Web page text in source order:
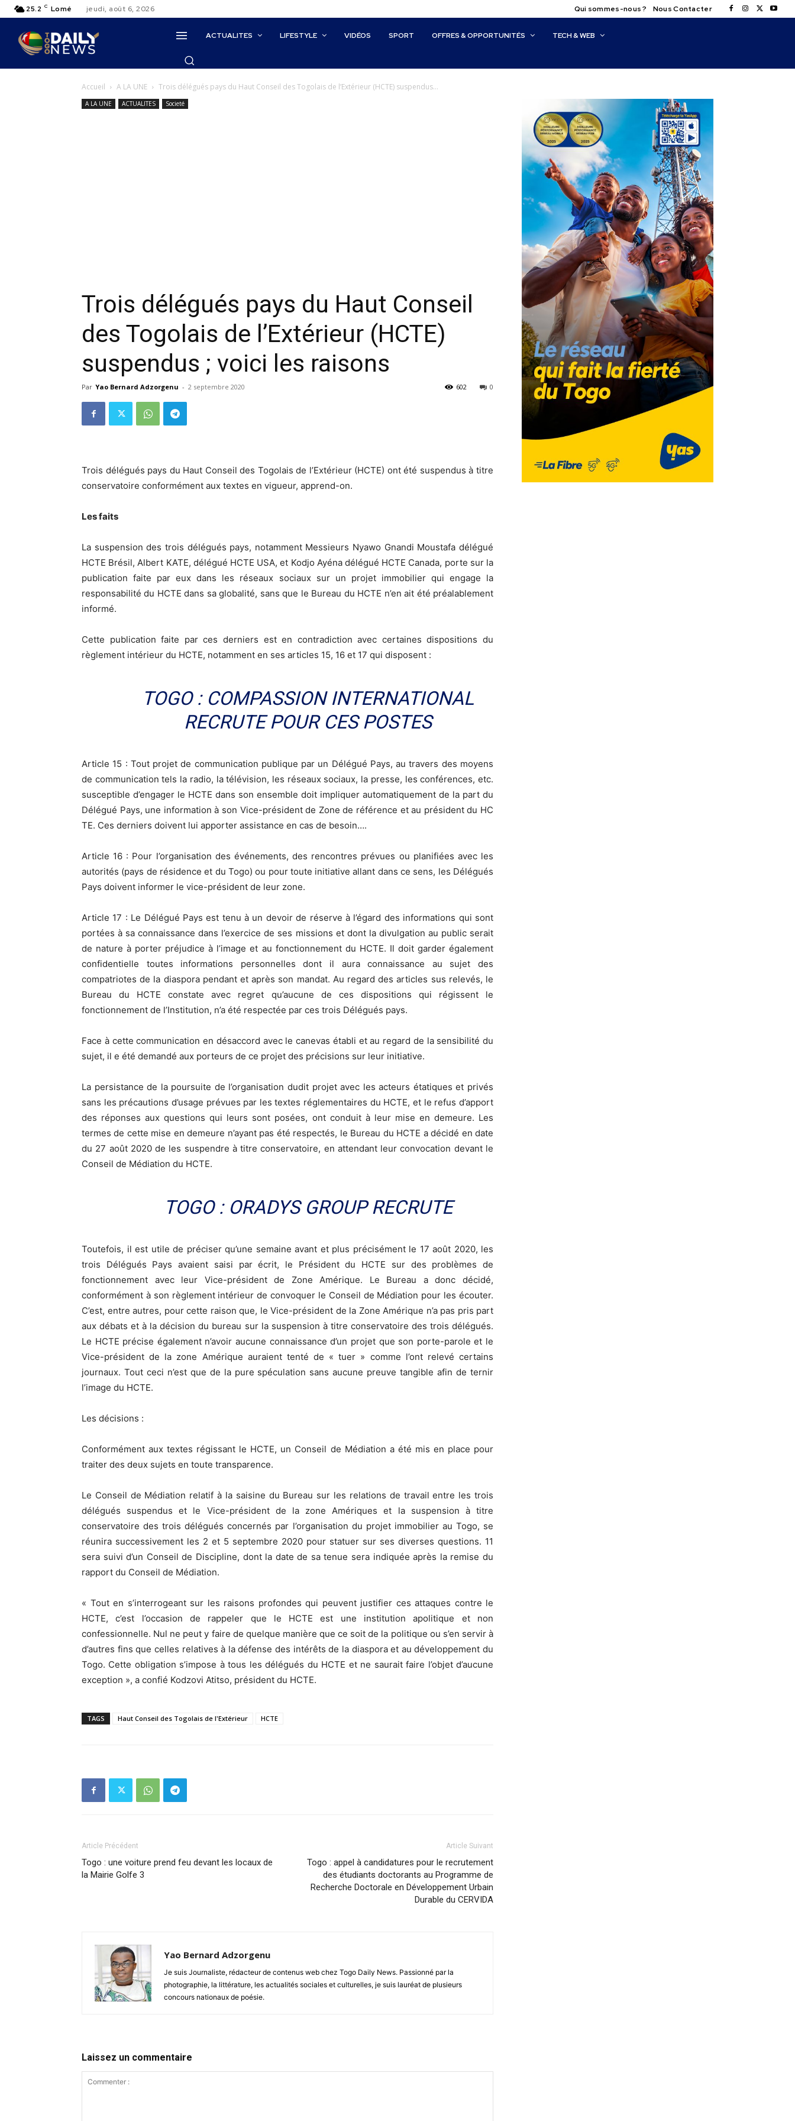
25.2 C Lomé jeudi, août 6, 2026 Qui sommes-nous ? Nous Contacter
ACTUALITES LIFESTYLE VIDÉOS SPORT OFFRES & OPPORTUNITÉS TECH & WEB
Accueil A LA UNE Trois délégués pays du Haut Conseil des Togolais de l’Extérieur (HCTE) suspendus...
A LA UNE ACTUALITES Societé
Trois délégués pays du Haut Conseil
des Togolais de l’Extérieur (HCTE)
suspendus ; voici les raisons
Par Yao Bernard Adzorgenu - 2 septembre 2020 0
602
Trois délégués pays du Haut Conseil des Togolais de l’Extérieur (HCTE) ont été suspendus à titre
conservatoire conformément aux textes en vigueur, apprend-on.
Les faits
La suspension des trois délégués pays, notamment Messieurs Nyawo Gnandi Moustafa délégué
HCTE Brésil, Albert KATE, délégué HCTE USA, et Kodjo Ayéna délégué HCTE Canada, porte sur la
publication faite par eux dans les réseaux sociaux sur un projet immobilier qui engage la
responsabilité du HCTE dans sa globalité, sans que le Bureau du HCTE n’en ait été préalablement
informé.
Cette publication faite par ces derniers est en contradiction avec certaines dispositions du
règlement intérieur du HCTE, notamment en ses articles 15, 16 et 17 qui disposent :
TOGO : COMPASSION INTERNATIONAL
RECRUTE POUR CES POSTES
Article 15 : Tout projet de communication publique par un Délégué Pays, au travers des moyens
de communication tels la radio, la télévision, les réseaux sociaux, la presse, les conférences, etc.
susceptible d’engager le HCTE dans son ensemble doit impliquer automatiquement de la part du
Délégué Pays, une information à son Vice-président de Zone de référence et au président du HC
TE. Ces derniers doivent lui apporter assistance en cas de besoin….
Article 16 : Pour l’organisation des événements, des rencontres prévues ou planifiées avec les
autorités (pays de résidence et du Togo) ou pour toute initiative allant dans ce sens, les Délégués
Pays doivent informer le vice-président de leur zone.
Article 17 : Le Délégué Pays est tenu à un devoir de réserve à l’égard des informations qui sont
portées à sa connaissance dans l’exercice de ses missions et dont la divulgation au public serait
de nature à porter préjudice à l’image et au fonctionnement du HCTE. Il doit garder également
confidentielle toutes informations personnelles dont il aura connaissance au sujet des
compatriotes de la diaspora pendant et après son mandat. Au regard des articles sus relevés, le
Bureau du HCTE constate avec regret qu’aucune de ces dispositions qui régissent le
fonctionnement de l’Institution, n’a été respectée par ces trois Délégués pays.
Face à cette communication en désaccord avec le canevas établi et au regard de la sensibilité du
sujet, il e été demandé aux porteurs de ce projet des précisions sur leur initiative.
La persistance de la poursuite de l’organisation dudit projet avec les acteurs étatiques et privés
sans les précautions d’usage prévues par les textes réglementaires du HCTE, et le refus d’apport
des réponses aux questions qui leurs sont posées, ont conduit à leur mise en demeure. Les
termes de cette mise en demeure n’ayant pas été respectés, le Bureau du HCTE a décidé en date
du 27 août 2020 de les suspendre à titre conservatoire, en attendant leur convocation devant le
Conseil de Médiation du HCTE.
TOGO : ORADYS GROUP RECRUTE
Toutefois, il est utile de préciser qu’une semaine avant et plus précisément le 17 août 2020, les
trois Délégués Pays avaient saisi par écrit, le Président du HCTE sur des problèmes de
fonctionnement avec leur Vice-président de Zone Amérique. Le Bureau a donc décidé,
conformément à son règlement intérieur de convoquer le Conseil de Médiation pour les écouter.
C’est, entre autres, pour cette raison que, le Vice-président de la Zone Amérique n’a pas pris part
aux débats et à la décision du bureau sur la suspension à titre conservatoire des trois délégués.
Le HCTE précise également n’avoir aucune connaissance d’un projet que son porte-parole et le
Vice-président de la zone Amérique auraient tenté de « tuer » comme l’ont relevé certains
journaux. Tout ceci n’est que de la pure spéculation sans aucune preuve tangible afin de ternir
l’image du HCTE.
Les décisions :
Conformément aux textes régissant le HCTE, un Conseil de Médiation a été mis en place pour
traiter des deux sujets en toute transparence.
Le Conseil de Médiation relatif à la saisine du Bureau sur les relations de travail entre les trois
délégués suspendus et le Vice-président de la zone Amériques et la suspension à titre
conservatoire des trois délégués concernés par l’organisation du projet immobilier au Togo, se
réunira successivement les 2 et 5 septembre 2020 pour statuer sur ses diverses questions. 11
sera suivi d’un Conseil de Discipline, dont la date de sa tenue sera indiquée après la remise du
rapport du Conseil de Médiation.
« Tout en s’interrogeant sur les raisons profondes qui peuvent justifier ces attaques contre le
HCTE, c’est l’occasion de rappeler que le HCTE est une institution apolitique et non
confessionnelle. Nul ne peut y faire de quelque manière que ce soit de la politique ou s’en servir à
d’autres fins que celles relatives à la défense des intérêts de la diaspora et au développement du
Togo. Cette obligation s’impose à tous les délégués du HCTE et ne saurait faire l’objet d’aucune
exception », a confié Kodzovi Atitso, président du HCTE.
TAGS Haut Conseil des Togolais de l'Extérieur HCTE
Article Précédent
Togo : une voiture prend feu devant les locaux de
la Mairie Golfe 3
Article Suivant
Togo : appel à candidatures pour le recrutement
des étudiants doctorants au Programme de
Recherche Doctorale en Développement Urbain
Durable du CERVIDA
Yao Bernard Adzorgenu
Je suis Journaliste, rédacteur de contenus web chez Togo Daily News. Passionné par la
photographie, la littérature, les actualités sociales et culturelles, je suis lauréat de plusieurs
concours nationaux de poésie.
Laissez un commentaire